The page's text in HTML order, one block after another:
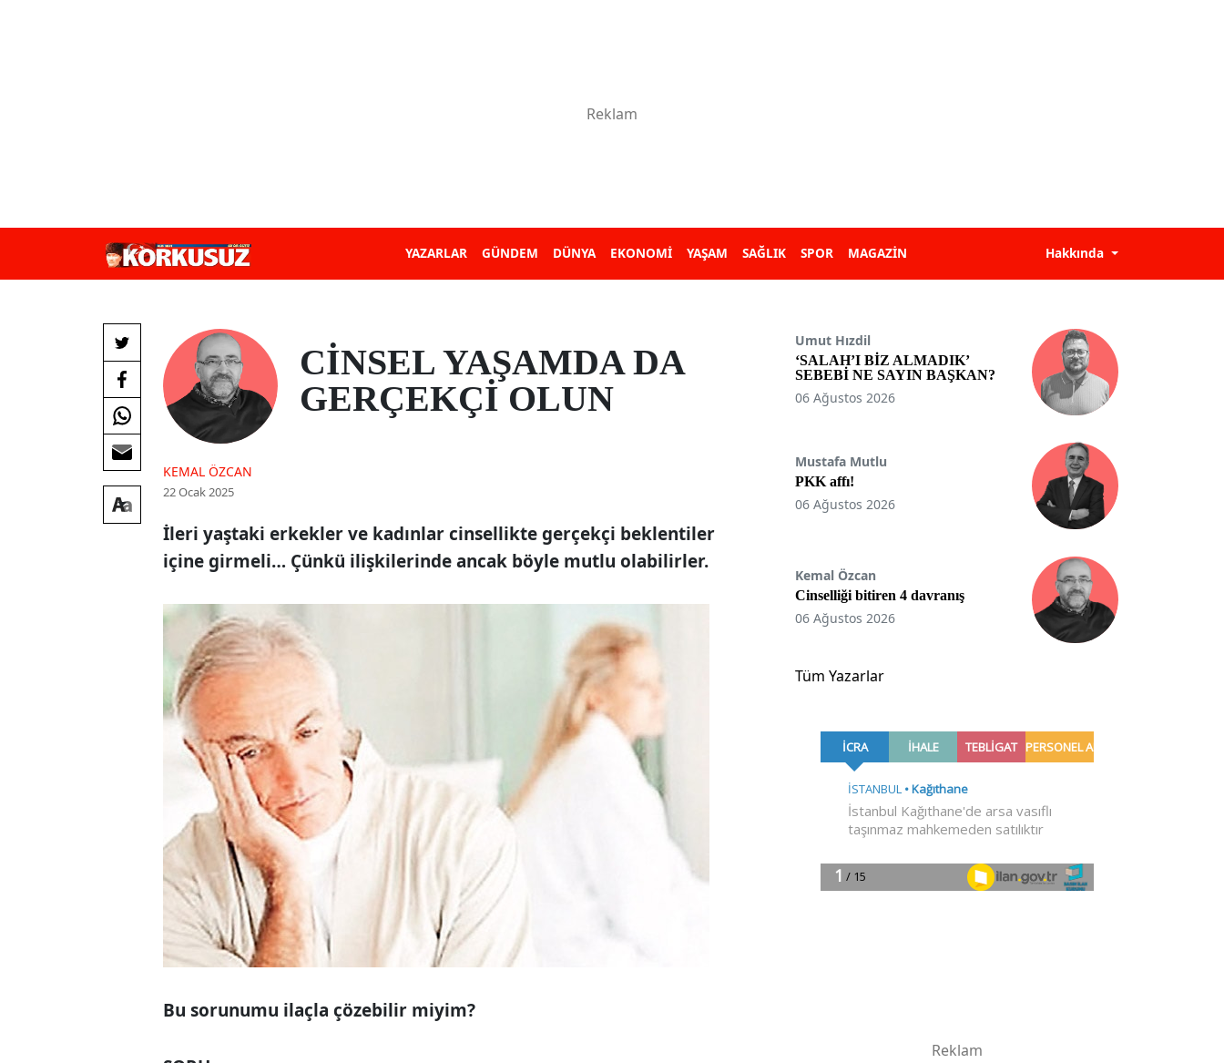
YAZARLAR GÜNDEM DÜNYA EKONOMİ YAŞAM SAĞLIK SPOR MAGAZİN Hakkında
CİNSEL YAŞAMDA DA
GERÇEKÇİ OLUN
KEMAL ÖZCAN
22 Ocak 2025
İleri yaştaki erkekler ve kadınlar cinsellikte gerçekçi beklentiler
içine girmeli… Çünkü ilişkilerindeancak böyle mutlu olabilirler.
Bu sorunumu ilaçla çözebilir miyim?
Umut Hızdil
‘SALAH’I BİZ ALMADIK’
SEBEBİ NE SAYIN BAŞKAN?
06 Ağustos 2026
Mustafa Mutlu
PKK affı!
06 Ağustos 2026
Kemal Özcan
Cinselliği bitiren 4 davranış
06 Ağustos 2026
Tüm Yazarlar